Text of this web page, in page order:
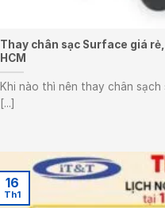
Thay chân sạc Surface giá
HCM
Khi nào thì nên thay chân
[...]
16
Th1